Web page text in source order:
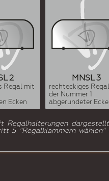
2
Regal mit
Ecken
MNSL 3
rechteckiges
der Nummer 1
abgerundeter Ecke
Regalhalterungen
5 "Regalklammern